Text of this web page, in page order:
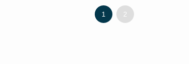
1 2